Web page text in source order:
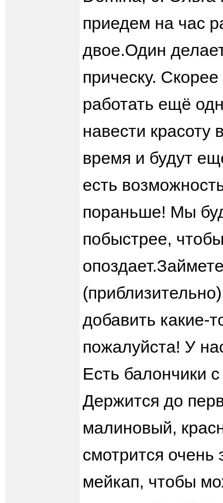
приедем на час
двое.Один
прическу.
работать ещё
навести красоту
время и будут
есть
пораньше! Мы
побыстрее,
добавить какие-
пожалуйста! У
Есть балончики
Держится до
малиновый,
смотрится
мейкап, чтобы